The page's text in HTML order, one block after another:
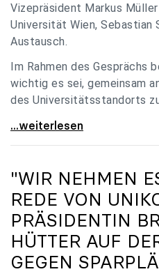
Vizepräsident Markus
Universität Wien, Sebastian
Austausch.
Im Rahmen des Gesprächs
wichtig es sei, gemeinsam
des Universitätsstandorts
Holzleitner empfing uniko-
...weiterlesen
"WIR NEHMEN
REDE VON
PRÄSIDENTIN
HÜTTER AUF
EGEN